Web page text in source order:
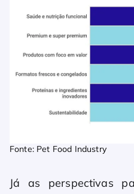
Fonte: Pet Food Industry
Já as perspectivas